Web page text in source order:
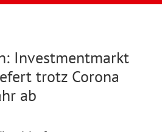
Investmentmarkt
trotz Corona
ab